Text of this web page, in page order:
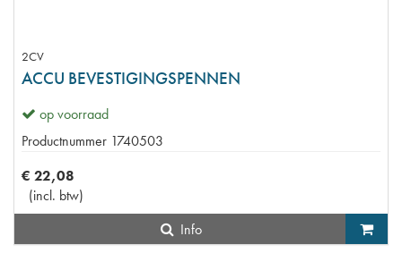
2CV
ACCU BEVESTIGINGSPENNEN
op voorraad
Productnummer 1740503
€ 22,08
(incl. btw)
Info